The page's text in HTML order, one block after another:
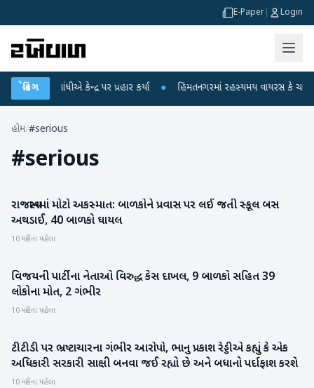
E-Paper Login
બ્રેકિંગ
રાહુલ ગાંધીએ કેન્દ્ર પર પ્રહાર કર્યા ● હિંમતનગરમાં રહસ્યમય વાયરસ કે ચાંદીપુરા?
હોમ/#serious
#serious
રાષ્ટ્રીય
રાજસ્થાનમાં મોટો અકસ્માત: બાળકોને પ્રવાસ પર લઈ જતી સ્કૂલ બસ
અથડાઈ, 40 બાળકો ઘાયલ
10 મહિના પહેલા
રાષ્ટ્રીય
વિજયની પાર્ટીના નેતાઓ વિરુદ્ધ કેસ દાખલ, 9 બાળકો સહિત 39
લોકોના મોત, 2 ગંભીર
10 મહિના પહેલા
રાષ્ટ્રીય
ટીટીડી પર ભ્રષ્ટાચારના ગંભીર આરોપો, ભાનુ પ્રકાશ રેડ્ડીએ કહ્યું કે એક
અધિકારી સરકારી સાક્ષી બનવા જઈ રહ્યો છે અને બધાનો પર્દાફાશ કરશે
10 મહિના પહેલા